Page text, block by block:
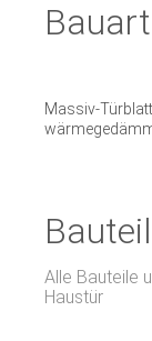
Bauart
Massiv-
Alle Bauteile
Haustür